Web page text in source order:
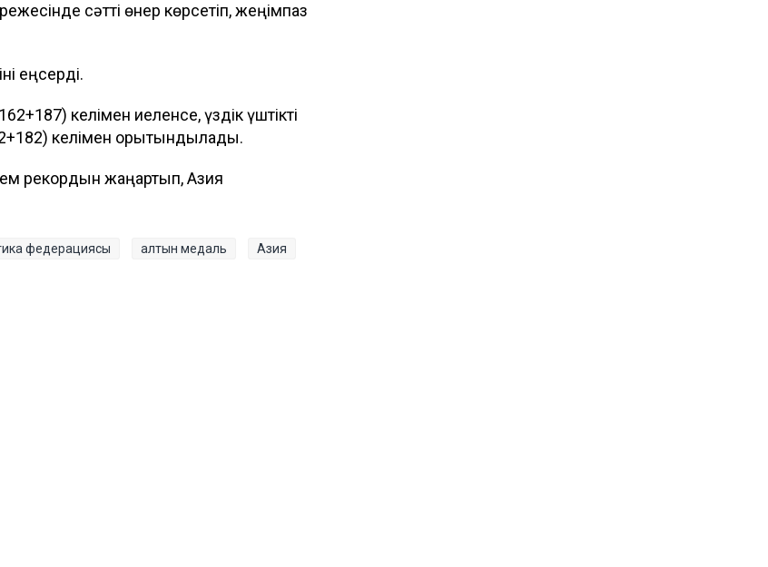
сәтті өнер көрсетіп, жеңімпаз
еңсерді.
келімен иеленсе, үздік үштікті
келімен қорытындылады.
рекордын жаңартып, Азия
федерациясы алтын медаль
Азия